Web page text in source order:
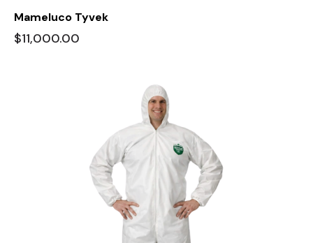
Mameluco Tyvek
$11,000.00